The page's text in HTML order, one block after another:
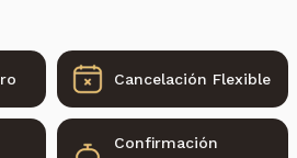
Cancelación Flexible
Confirmación